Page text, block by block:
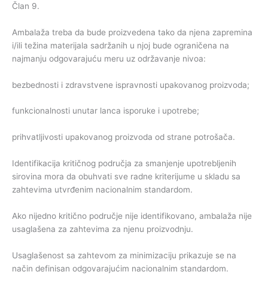
Član 9.
Ambalaža treba da bude proizvedena tako da njena zapremina
i/ili težina materijala sadržanih u njoj bude ograničena na
najmanju odgovarajuću meru uz održavanje nivoa:
bezbednosti i zdravstvene ispravnosti upakovanog proizvoda;
funkcionalnosti unutar lanca isporuke i upotrebe;
prihvatljivosti upakovanog proizvoda od strane potrošača.
Identifikacija kritičnog područja za smanjenje upotrebljenih
sirovina mora da obuhvati sve radne kriterijume u skladu sa
zahtevima utvrđenim nacionalnim standardom.
Ako nijedno kritično područje nije identifikovano, ambalaža nije
usaglašena za zahtevima za njenu proizvodnju.
Usaglašenost sa zahtevom za minimizaciju prikazuje se na
način definisan odgovarajućim nacionalnim standardom.